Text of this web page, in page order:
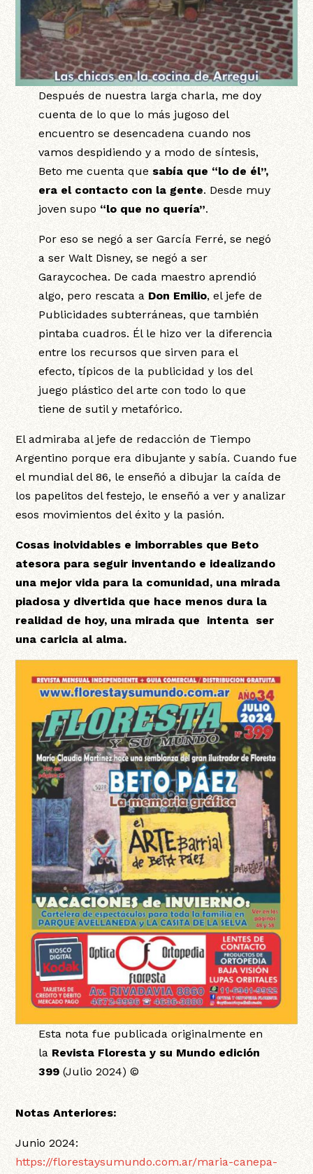
Después de nuestra larga charla, me doy
cuenta de lo que lo más jugoso del
encuentro se desencadena cuando nos
vamos despidiendo y a modo de síntesis,
Beto me cuenta que sabía que “lo de él”,
era el contacto con la gente. Desde muy
joven supo “lo que no quería”.
Por eso se negó a ser García Ferré, se negó
a ser Walt Disney, se negó a ser
Garaycochea. De cada maestro aprendió
algo, pero rescata a Don Emilio, el jefe de
Publicidades subterráneas, que también
pintaba cuadros. Él le hizo ver la diferencia
entre los recursos que sirven para el
efecto, típicos de la publicidad y los del
juego plástico del arte con todo lo que
tiene de sutil y metafórico.
El admiraba al jefe de redacción de Tiempo
Argentino porque era dibujante y sabía. Cuando fue
el mundial del 86, le enseñó a dibujar la caída de
los papelitos del festejo, le enseñó a ver y analizar
esos movimientos del éxito y la pasión.
Cosas inolvidables e imborrables que Beto
atesora para seguir inventando e idealizando
una mejor vida para la comunidad, una mirada
piadosa y divertida que hace menos dura la
realidad de hoy, una mirada que intenta ser
una caricia al alma.
Esta nota fue publicada originalmente en
laRevista Floresta y su Mundo edición
399(Julio 2024) ©
Notas Anteriores:
Junio 2024:
https://florestaysumundo.com.ar/maria-canepa-